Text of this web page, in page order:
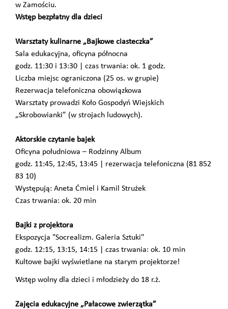
w Zamościu.
Wstęp bezpłatny dla dzieci
Warsztaty kulinarne „Bajkowe ciasteczka”
Sala edukacyjna, oficyna północna
godz. 11:30 i 13:30 | czas trwania: ok. 1 godz.
Liczba miejsc ograniczona (25 os. w grupie)
Rezerwacja telefoniczna obowiązkowa
Warsztaty prowadzi Koło Gospodyń Wiejskich
„Skrobowianki” (w strojach ludowych).
Aktorskie czytanie bajek
Oficyna południowa – Rodzinny Album
godz. 11:45, 12:45, 13:45 | rezerwacja telefoniczna (81 852
83 10)
Występują: Aneta Ćmiel i Kamil Strużek
Czas trwania: ok. 20 min
Bajki z projektora
Ekspozycja "Socrealizm. Galeria Sztuki"
godz. 12:15, 13:15, 14:15 | czas trwania: ok. 10 min
Kultowe bajki wyświetlane na starym projektorze!
Wstęp wolny dla dzieci i młodzieży do 18 r.ż.
Zajęcia edukacyjne „Pałacowe zwierzątka”